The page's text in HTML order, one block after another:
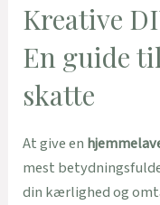
Kreative
En guide
skatte
At give en
mest
din kærlighed og